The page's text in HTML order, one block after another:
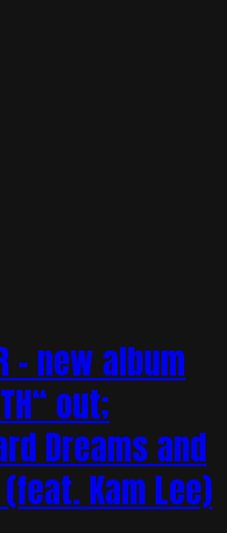
– new album
out;
Dreams and
Kam Lee)